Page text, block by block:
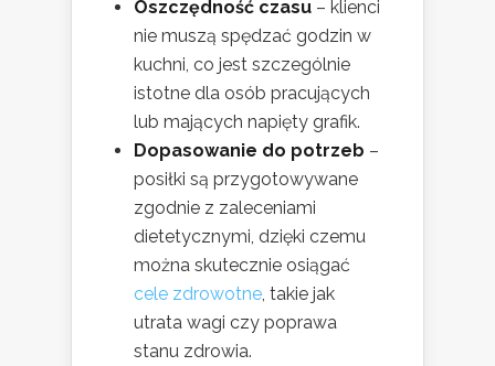
Oszczędność czasu – klienci
nie muszą spędzać godzin w
kuchni, co jest szczególnie
istotne dla osób pracujących
lub mających napięty grafik.
Dopasowanie do potrzeb –
posiłki są przygotowywane
zgodnie z zaleceniami
dietetycznymi, dzięki czemu
można skutecznie osiągać
cele zdrowotne, takie jak
utrata wagi czy poprawa
stanu zdrowia.